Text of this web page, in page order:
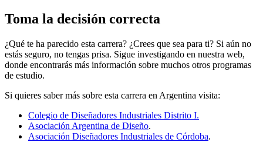
Toma la decisión correcta
¿Qué te ha parecido esta carrera? ¿Crees que sea para ti? Si aún no
estás seguro, no tengas prisa. Sigue investigando en nuestra web,
donde encontrarás más información sobre muchos otros programas
de estudio.
Si quieres saber más sobre esta carrera en Argentina visita:
Colegio de Diseñadores Industriales Distrito I.
Asociación Argentina de Diseño.
Asociación Diseñadores Industriales de Córdoba.